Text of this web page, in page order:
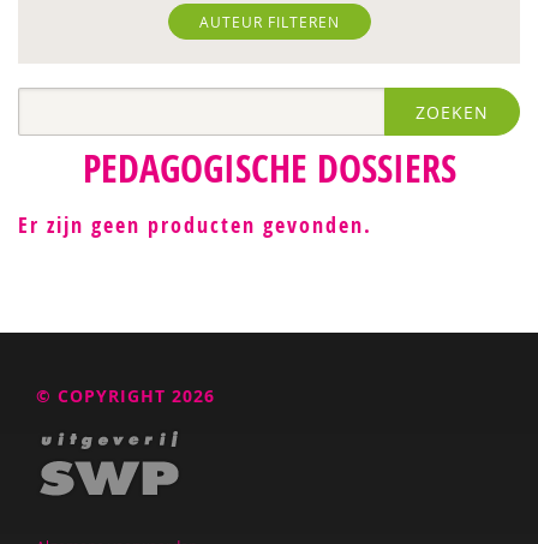
AUTEUR FILTEREN
ZOEKEN
PEDAGOGISCHE DOSSIERS
Er zijn geen producten gevonden.
© COPYRIGHT 2026